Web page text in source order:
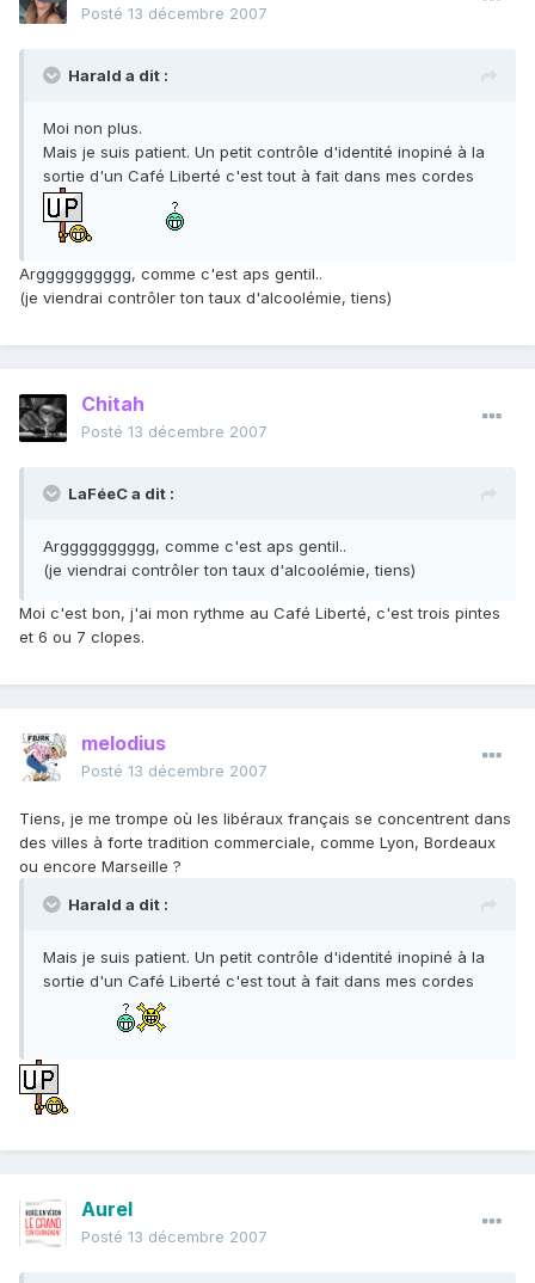
Posté 13 décembre 2007
Harald a dit :
Moi non plus.
Mais je suis patient. Un petit contrôle d'identité inopiné à la
sortie d'un Café Liberté c'est tout à fait dans mes cordes
Argggggggggg, comme c'est aps gentil..
(je viendrai contrôler ton taux d'alcoolémie, tiens)
Chitah
Posté 13 décembre 2007
LaFéeC a dit :
Argggggggggg, comme c'est aps gentil..
(je viendrai contrôler ton taux d'alcoolémie, tiens)
Moi c'est bon, j'ai mon rythme au Café Liberté, c'est trois pintes
et 6 ou 7 clopes.
melodius
Posté 13 décembre 2007
Tiens, je me trompe où les libéraux français se concentrent dans
des villes à forte tradition commerciale, comme Lyon, Bordeaux
ou encore Marseille ?
Harald a dit :
Mais je suis patient. Un petit contrôle d'identité inopiné à la
sortie d'un Café Liberté c'est tout à fait dans mes cordes
Aurel
Posté 13 décembre 2007